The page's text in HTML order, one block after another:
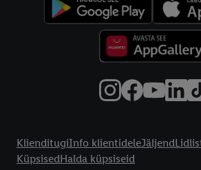
KlienditugiInfo klientideleJäljend
KüpsisedHalda küpsiseid